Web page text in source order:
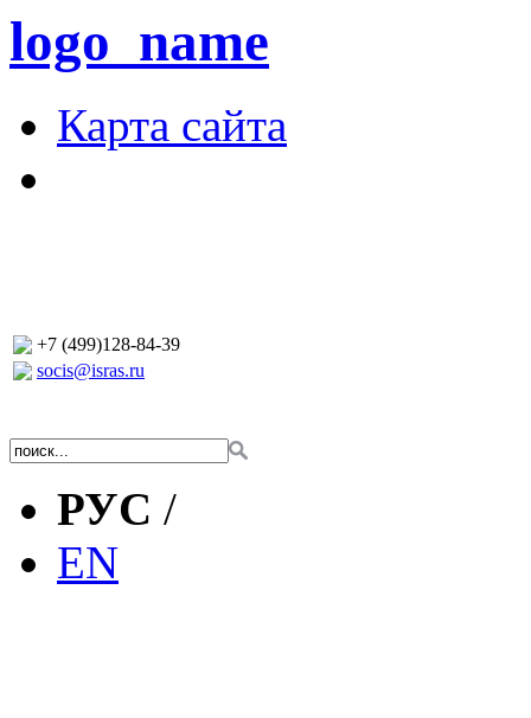
logo_name
Карта сайта
+7 (499)128-84-39
socis@isras.ru
РУС /
EN